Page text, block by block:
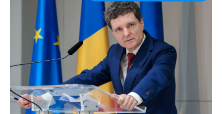
Adaugă aici textul pentru
subtitluAdaugă aici
textul pentru
subtitluAdaugă aici
textul pentru
subtitluAdaugă aici
textul pentru subti